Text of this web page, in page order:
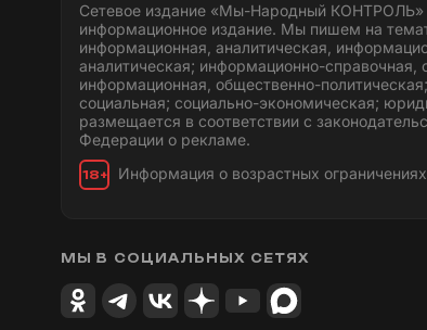
Сетевое издание «Мы-Народный КОНТРОЛЬ»
информационное издание. Мы пишем на
информационная, аналитическая,
аналитическая; информационно-справочная,
информационная, общественно-
социальная; социально-экономическая;
размещается в соответствии с
Федерации о рекламе.
18+ Информация о возрастных
МЫ В СОЦИАЛЬНЫХ СЕТЯХ